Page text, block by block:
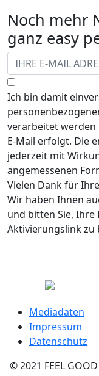
Noch mehr
ganz easy
Ich bin damit
verarbeitet werden
E-Mail erfolgt. Die
jederzeit mit
angemessenen
Vielen Dank für
Wir haben Ihnen
und bitten Sie, Ihre
Aktivierungslink zu
Mediadaten
Impressum
Datenschutz
© 2021 FEEL